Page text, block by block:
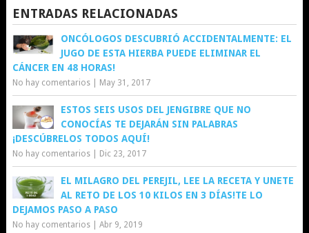
ENTRADAS RELACIONADAS
ONCÓLOGOS DESCUBRIÓ ACCIDENTALMENTE: EL
JUGO DE ESTA HIERBA PUEDE ELIMINAR EL
CÁNCER EN 48 HORAS!
No hay comentarios| May 31, 2017
ESTOS SEIS USOS DEL JENGIBRE QUE NO
CONOCÍAS TE DEJARÁN SIN PALABRAS
¡DESCÚBRELOS TODOS AQUÍ!
No hay comentarios| Dic 23, 2017
EL MILAGRO DEL PEREJIL, LEE LA RECETA Y UNETE
AL RETO DE LOS 10 KILOS EN 3 DÍAS!TE LO
DEJAMOS PASO A PASO
No hay comentarios| Abr 9, 2019